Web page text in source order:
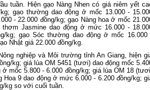
tuần. Hiện gạo Nàng Nhen có giá niêm yết
gạo thường dao động ở mốc 13.000 -
- 22.000 đồng/kg; gạo Nàng hoa ở mốc
Jasmine dao động ở mức 16.000 -
kg; gạo Sóc thường dao động ở mốc 16.000
Nhật giá 22.000 đồng/kg.
nghiệp và Môi trường tỉnh An Giang, hiện
kg; giá lúa OM 5451 (tươi) dao động mốc
mốc 5.800 - 6.000 đồng/kg; giá lúa OM 18
9 dao động ở mức 6.000 - 6.200 đồng/kg;
kg so với cuối tuần.